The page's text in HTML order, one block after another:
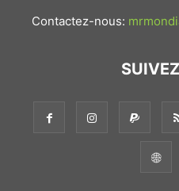
Contactez-nous: